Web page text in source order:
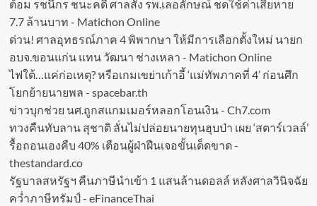
ต้อม รชนีกร ชนะคดี ศาลสั่ง รพ.เลอลักษณ์ ชดใช้ค่าเสียหาย
7.7 ล้านบาท - Matichon Online
ด่วน! ศาลอุทธรณ์ภาค 4 พิพากษา ให้มีการเลือกตั้งใหม่ นายก
อบจ.ขอนแก่น แทน วัฒนา ช่างเหลา - Matichon Online
ไฟใต้…แค่ก่อเหตุ? หรือเกมเขย่าเก้าอี้ ‘แม่ทัพภาคที่ 4’ ก่อนศึก
โยกย้ายนายพล - spacebar.th
ข่าวบุกช่วย นศ.ถูกสแกมเมอร์หลอกโอนเงิน - Ch7.com
ทวงคืนทับลาน สุชาติ ลั่นไม่ปล่อยนายทุนฮุบป่า เผย ‘สตาร์เวลล์’
รื้อถอนเองคืบ 40% เตือนผู้ฝ่าฝืนเจอขั้นเด็ดขาด -
thestandard.co
รัฐบาลสหรัฐฯ คืนภาษีนำเข้า 1 แสนล้านดอลล์ หลังศาลวินิจฉัย
คว่ำภาษีทรัมป์ - eFinanceThai